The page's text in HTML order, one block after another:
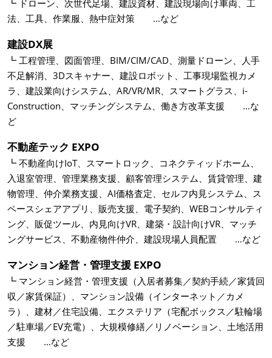
┗ ドローン、次世代足場、建設資材、建設現場向け車両、工
法、工具、作業服、熱中症対策 …など
建設DX展
┗ 工程管理、図面管理、BIM/CIM/CAD、測量ドローン、人手
不足解消、3Dスキャナー、建設ロボット、工事現場監視カメ
ラ、建設業向けシステム、AR/VR/MR、スマートグラス、i-
Construction、マッチングシステム、働き方改革支援 …な
ど
不動産テック EXPO
┗ 不動産向けIoT、スマートロック、コネクティッドホーム、
入退室管理、管理業務支援、顧客管理システム、賃貸管理、建
物管理、仲介業務支援、AI価格査定、セルフ内見システム、ス
ペースシェアアプリ、販売支援、電子契約、WEBコンサルティ
ング、販促ツール、内見向けVR、建築・設計向けVR、マッチ
ングサービス、不動産物件仲介、建設現場人員配置 …など
マンション経営・管理支援 EXPO
┗ マンション経営・管理支援（入居者募集／契約手続／家賃回
収／家賃保証）、マンション設備（インターネット／カメ
ラ）、建材／住宅設備、エクステリア（宅配ボックス／駐輪場
／駐車場／EV充電）、大規模修繕／リノベーション、土地活用
支援 …など